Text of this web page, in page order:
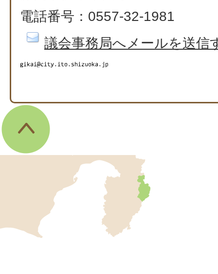
電話番号：0557-32-1981
議会事務局へメールを送信